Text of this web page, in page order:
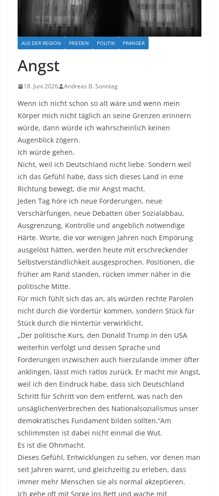
AUS DER REGION FRIEDEN POLITIK PRANGER
Angst
18. Juni 2026 Andreas B. Sonntag
Wenn ich nicht schon so alt wäre und wenn mein
Körper mich nicht täglich an seine Grenzen erinnern
würde, dann würde ich wahrscheinlich keinen
Augenblick zögern.
Ich würde gehen.
Nicht, weil ich Deutschland nicht liebe. Sondern weil
ich das Gefühl habe, dass sich dieses Land in eine
Richtung bewegt, die mir Angst macht.
Jeden Tag höre ich neue Forderungen, neue
Verschärfungen, neue Debatten über Sozialabbau,
Ausgrenzung, Kontrolle und angeblich notwendige
Härte. Worte, die vor wenigen Jahren noch Empörung
ausgelöst hätten, werden heute mit erschreckender
Selbstverständlichkeit ausgesprochen. Positionen, die
früher am Rand standen, rücken immer näher in die
politische Mitte.
Für mich fühlt sich das an, als würden rechte Parolen
nicht durch die Vordertür kommen, sondern Stück für
Stück durch die Hintertür verwirklicht.
„Der politische Kurs, den Donald Trump in den USA
weiterhin verfolgt und dessen Sprache und
Forderungen inzwischen auch hierzulande immer öfter
anklingen, lässt mich ratlos zurück. Er macht mir Angst,
weil ich den Eindruck habe, dass sich Deutschland
Schritt für Schritt von dem entfernt, was nach den
unsäglichenVerbrechen des Nationalsozialismus unser
demokratisches Fundament bilden sollten.“Am
schlimmsten ist dabei nicht einmal die Wut.
Es ist die Ohnmacht.
Dieses Gefühl, Entwicklungen zu sehen, vor denen man
seit Jahren warnt, und gleichzeitig zu erleben, dass
immer mehr Menschen sie als normal akzeptieren.
Ich gehe oft mit Sorge ins Bett und wache mit